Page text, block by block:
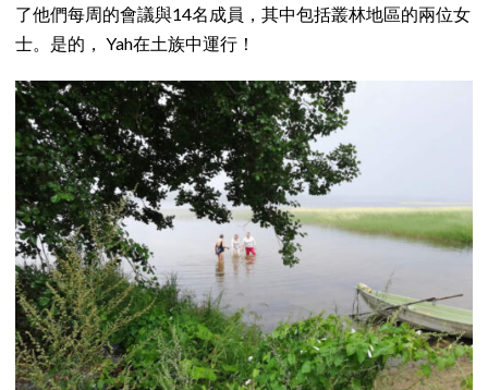
了他們每周的會議與14名成員，其中包括叢林地區的兩位女
士。是的， Yah在土族中運行！